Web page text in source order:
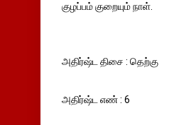
குழப்பம் குறையும் நாள்.
அதிர்ஷ்ட திசை : தெற்கு
அதிர்ஷ்ட எண் : 6